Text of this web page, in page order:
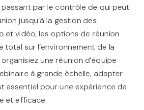
par le contrôle de qui peut
jusqu’à la gestion des
et vidéo, les options de réunion
sur l’environnement de la
une réunion d’équipe
à grande échelle, adapter
essentiel pour une expérience de
et efficace.